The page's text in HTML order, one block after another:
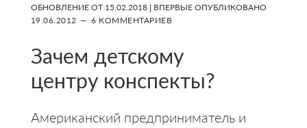
ОБНОВЛЕНИЕ ОТ 15.02.2018| ВПЕРВЫЕ ОПУБЛИКОВАНО
19.06.2012
6 КОММЕНТАРИЕВ
Зачем детскому
центру конспекты?
Американский предприниматель и